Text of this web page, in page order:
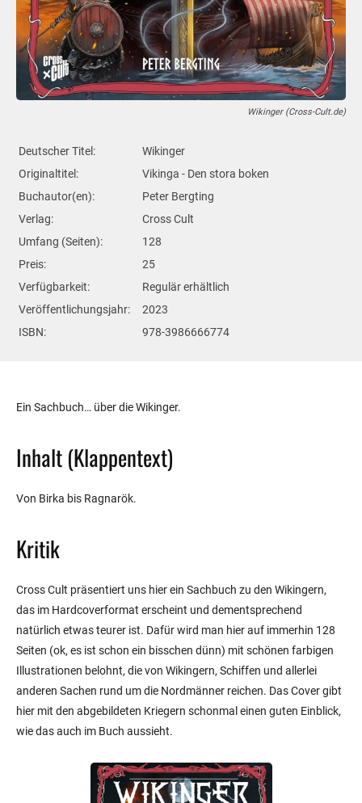
Wikinger (Cross-Cult.de)
Deutscher Titel:
Wikinger
Originaltitel:
Vikinga - Den stora boken
Buchautor(en):
Peter Bergting
Verlag:
Cross Cult
Umfang (Seiten):
128
Preis:
25
Verfügbarkeit:
Regulär erhältlich
Veröffentlichungsjahr:
2023
ISBN:
978-3986666774
Ein Sachbuch… über die Wikinger.
Inhalt (Klappentext)
Von Birka bis Ragnarök.
Kritik
Cross Cult präsentiert uns hier ein Sachbuch zu den Wikingern,
das im Hardcoverformat erscheint und dementsprechend
natürlich etwas teurer ist. Dafür wird man hier auf immerhin 128
Seiten (ok, es ist schon ein bisschen dünn) mit schönen farbigen
Illustrationen belohnt, die von Wikingern, Schiffen und allerlei
anderen Sachen rund um die Nordmänner reichen. Das Cover gibt
hier mit den abgebildeten Kriegern schonmal einen guten Einblick,
wie das auch im Buch aussieht.